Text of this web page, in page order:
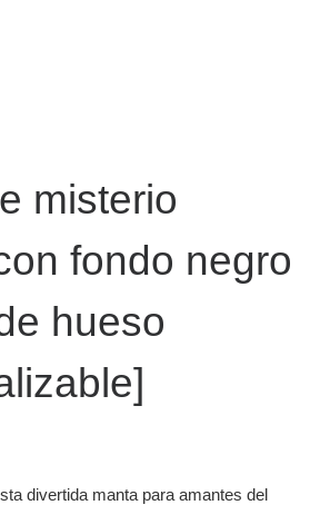
misterio
fondo negro
hueso
divertida manta para amantes del